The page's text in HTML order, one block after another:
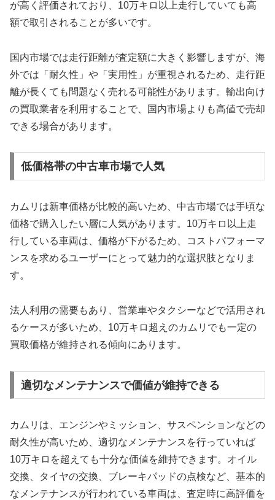
が高く評価されており、10万キロ以上走行していても高
額で取引されることが多いです。
国内市場では走行距離が査定額に大きく影響しますが、海
外では「耐久性」や「実用性」が重視されるため、走行距
離が長くても問題なく売れる可能性があります。輸出向け
の買取業者を利用することで、国内市場よりも高値で売却
できる場合があります。
低価格帯の中古車市場で人気
カムリは新車価格が比較的高いため、中古市場では手頃な
価格で購入したい層に人気があります。10万キロ以上走
行している車両は、価格が下がるため、コストパフォーマ
ンスを求めるユーザーにとって魅力的な選択肢となりま
す。
法人利用の需要もあり、営業車やタクシーなどで活用され
るケースが多いため、10万キロ超えのカムリでも一定の
買取価格が維持される傾向にあります。
適切なメンテナンスで価値が維持できる
カムリは、エンジンやミッション、サスペンションなどの
耐久性が高いため、適切なメンテナンスを行っていれば
10万キロを超えても十分な価値を維持できます。オイル
交換、タイヤの交換、ブレーキパッドの点検など、基本的
なメンテナンスが行われている車両は、査定時に高評価を